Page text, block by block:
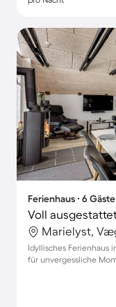
Ferienhaus ∙ 6
Marielyst,
Idyllisches Ferienhaus
für unvergessliche